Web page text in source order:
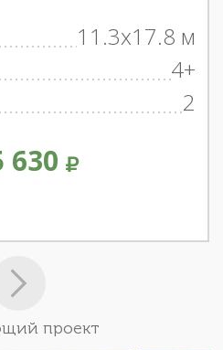
11.3x17.8 м
4+
2
630
проект